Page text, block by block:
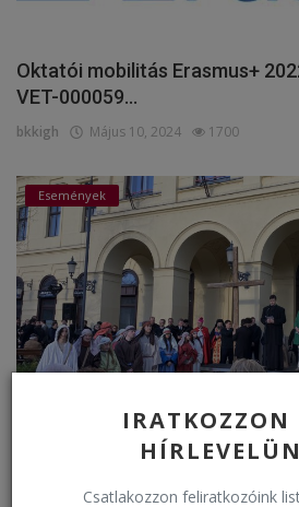
IRATKOZZON
Csatlakozzon feliratkozóink
Oktatói mobilitás Erasmus+
VET-000059...
bkkigh Május 10, 2024 1700
Események
Virágvasárnapi keresztútjáráson
Március 24, 2024 1493